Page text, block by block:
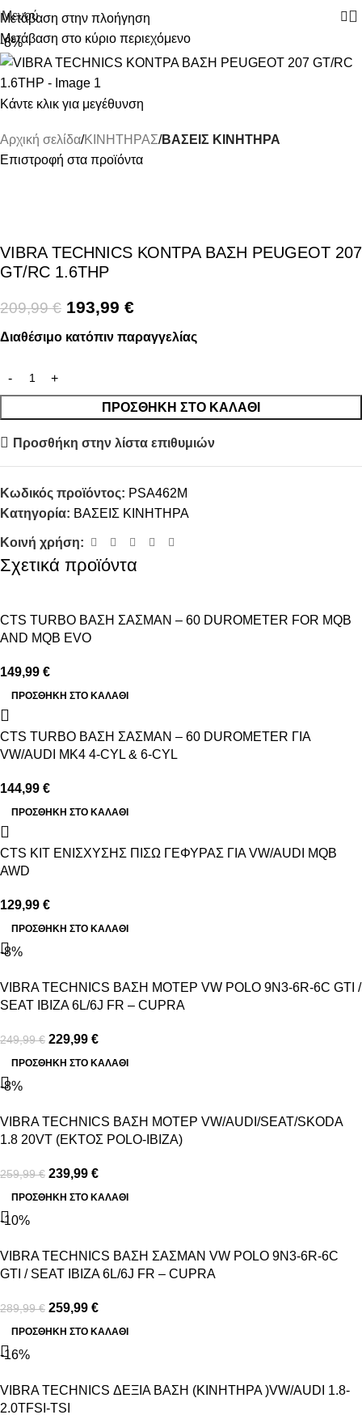
Μετάβαση στην πλοήγηση
Μετάβαση στο κύριο περιεχόμενο
Μενού
-8%
Κάντε κλικ για μεγέθυνση
Αρχική σελίδα ΚΙΝΗΤΗΡΑΣ ΒΑΣΕΙΣ ΚΙΝΗΤΗΡΑ
Επιστροφή στα προϊόντα
VIBRA TECHNICS ΚΟΝΤΡΑ ΒΑΣΗ PEUGEOT 207
GT/RC 1.6THP
209,99€ 193,99 €
Διαθέσιμο κατόπιν παραγγελίας
ΠΡΟΣΘΉΚΗ ΣΤΟ ΚΑΛΆΘΙ
Προσθήκη στην λίστα επιθυμιών
Κωδικός προϊόντος: PSA462M
Κατηγορία: ΒΑΣΕΙΣ ΚΙΝΗΤΗΡΑ
Κοινή χρήση:
Σχετικά προϊόντα
CTS TURBO ΒΑΣΗ ΣΑΣΜΑΝ – 60 DUROMETER FOR MQB
AND MQB EVO
149,99 €
ΠΡΟΣΘΉΚΗ ΣΤΟ ΚΑΛΆΘΙ
CTS TURBO ΒΑΣΗ ΣΑΣΜΑΝ – 60 DUROMETER ΓΙΑ
VW/AUDI MK4 4-CYL & 6-CYL
144,99 €
ΠΡΟΣΘΉΚΗ ΣΤΟ ΚΑΛΆΘΙ
CTS ΚΙΤ ΕΝΙΣΧΥΣΗΣ ΠΙΣΩ ΓΕΦΥΡΑΣ ΓΙΑ VW/AUDI MQB
AWD
129,99 €
ΠΡΟΣΘΉΚΗ ΣΤΟ ΚΑΛΆΘΙ
-8%
VIBRA TECHNICS ΒΑΣΗ ΜΟΤΕΡ VW POLO 9N3-6R-6C GTI /
SEAT IBIZA 6L/6J FR – CUPRA
249,99€ 229,99 €
ΠΡΟΣΘΉΚΗ ΣΤΟ ΚΑΛΆΘΙ
-8%
VIBRA TECHNICS ΒΑΣΗ ΜΟΤΕΡ VW/AUDI/SEAT/SKODA
1.8 20VT (ΕΚΤΟΣ POLO-IBIZA)
259,99€ 239,99 €
ΠΡΟΣΘΉΚΗ ΣΤΟ ΚΑΛΆΘΙ
-10%
VIBRA TECHNICS ΒΑΣΗ ΣΑΣΜΑΝ VW POLO 9N3-6R-6C
GTI / SEAT IBIZA 6L/6J FR – CUPRA
289,99€ 259,99 €
ΠΡΟΣΘΉΚΗ ΣΤΟ ΚΑΛΆΘΙ
-16%
VIBRA TECHNICS ΔΕΞΙΑ ΒΑΣΗ (ΚΙΝΗΤΗΡΑ )VW/AUDI 1.8-
2.0TFSI-TSI